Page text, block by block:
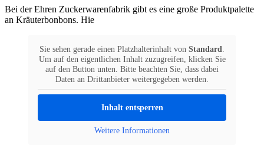
Bei der Ehren Zuckerwarenfabrik gibt es eine große Produktpalette
an Kräuterbonbons. Hie
Sie sehen gerade einen Platzhalterinhalt von Standard.
Um auf den eigentlichen Inhalt zuzugreifen, klicken Sie
auf den Button unten. Bitte beachten Sie, dass dabei
Daten an Drittanbieter weitergegeben werden.
Inhalt entsperren
Weitere Informationen